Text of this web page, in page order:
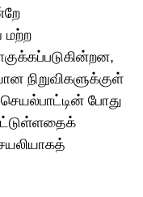
மற்ற
நிறுவிகளுக்குள்
செயல்பாட்டின் போது